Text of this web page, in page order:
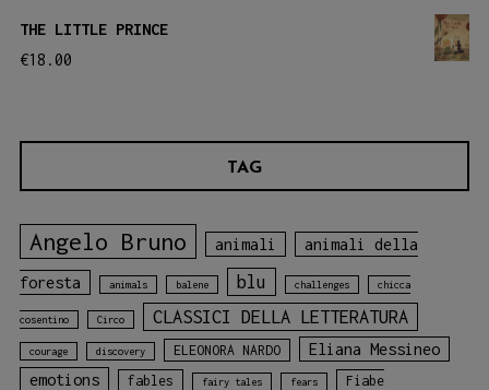
THE LITTLE PRINCE
€18.00
TAG
Angelo Bruno animali animali della
foresta animals balene blu challenges chicca
cosentino Circo CLASSICI DELLA LETTERATURA
courage discovery ELEONORA NARDO
Eliana Messineo
emotions
fables fairy tales fears
Fiabe